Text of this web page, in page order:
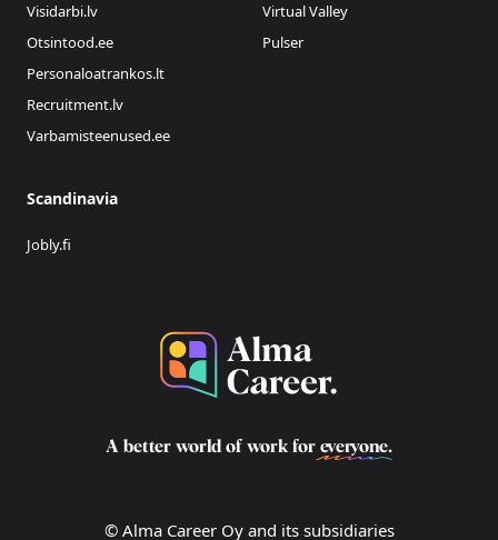
Visidarbi.lv
Otsintood.ee
Personaloatrankos.lt
Recruitment.lv
Varbamisteenused.ee
Virtual Valley
Pulser
Scandinavia
Jobly.fi
A better world of work for everyone.
© Alma Career Oy and its subsidiaries